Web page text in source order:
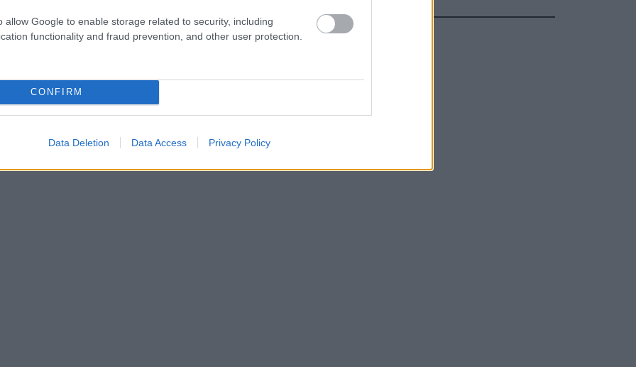
allow Google to enable storage related to security, including
functionality and fraud prevention, and other user protection.
CONFIRM
Data Deletion Data Access Privacy Policy